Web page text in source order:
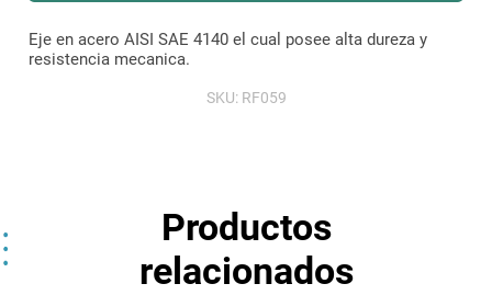
Eje en acero AISI SAE 4140 el cual posee alta dureza y
resistencia mecanica.
SKU: RF059
Productos
relacionados